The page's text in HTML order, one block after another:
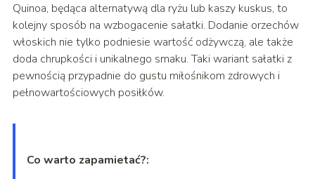
Quinoa, będąca alternatywą dla ryżu lub kaszy kuskus, to
kolejny sposób na wzbogacenie sałatki. Dodanie orzechów
włoskich nie tylko podniesie wartość odżywczą, ale także
doda chrupkości i unikalnego smaku. Taki wariant sałatki z
pewnością przypadnie do gustu miłośnikom zdrowych i
pełnowartościowych posiłków.
Co warto zapamietać?: